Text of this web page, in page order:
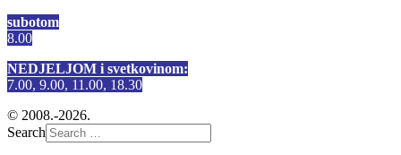
subotom
8.00
NEDJELJOM i svetkovinom:
7.00, 9.00, 11.00, 18.30
© 2008.-2026.
Search